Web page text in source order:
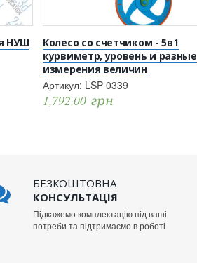
НУШ
Колесо со счетчиком - 5в1
курвиметр, уровень и разные
измерения величин
Артикул: LSP 0339
1,792.00 грн
БЕЗКОШТОВНА
КОНСУЛЬТАЦІЯ
Підкажемо комплектацію під ваші
потреби та підтримаємо в роботі